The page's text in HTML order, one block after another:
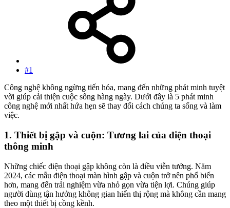
#1
Công nghệ không ngừng tiến hóa, mang đến những phát minh tuyệt
vời giúp cải thiện cuộc sống hàng ngày. Dưới đây là 5 phát minh
công nghệ mới nhất hứa hẹn sẽ thay đổi cách chúng ta sống và làm
việc.
1. Thiết bị gập và cuộn: Tương lai của điện thoại
thông minh
Những chiếc điện thoại gập không còn là điều viễn tưởng. Năm
2024, các mẫu điện thoại màn hình gập và cuộn trở nên phổ biến
hơn, mang đến trải nghiệm vừa nhỏ gọn vừa tiện lợi. Chúng giúp
người dùng tận hưởng không gian hiển thị rộng mà không cần mang
theo một thiết bị cồng kềnh.